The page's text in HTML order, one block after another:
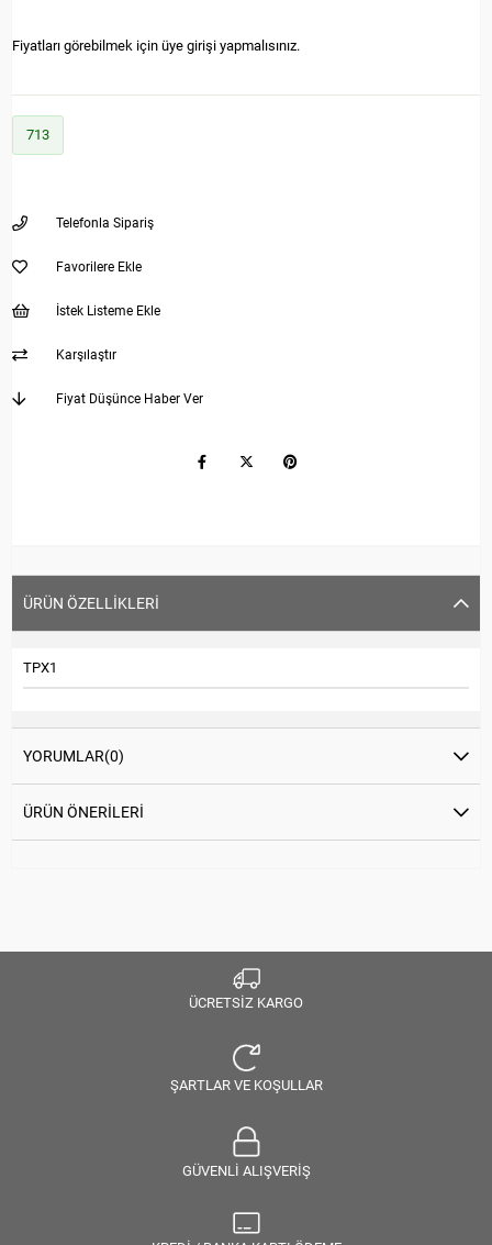
Fiyatları görebilmek için üye girişi yapmalısınız.
713
Telefonla Sipariş
Favorilere Ekle
İstek Listeme Ekle
Karşılaştır
Fiyat Düşünce Haber Ver
ÜRÜN ÖZELLIKLERI
TPX1
YORUMLAR(0)
ÜRÜN ÖNERILERI
ÜCRETSİZ KARGO
ŞARTLAR VE KOŞULLAR
GÜVENLİ ALIŞVERİŞ